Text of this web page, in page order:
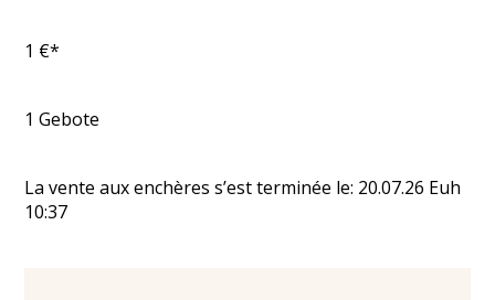
1 €*
1 Gebote
La vente aux enchères s’est terminée le: 20.07.26 Euh
10:37